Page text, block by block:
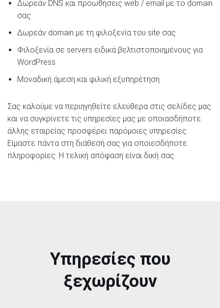
Δωρεάν DNS και προωθήσεις web / email με το domain
σας
Δωρεάν domain με τη φιλοξενία του site σας
Φιλοξενία σε servers ειδικά βελτιστοποιημένους για
WordPress
Μοναδική άμεση και φιλική εξυπηρέτηση
Σας καλούμε να περιηγηθείτε ελεύθερα στις σελίδες μας
και να συγκρίνετε τις υπηρεσίες μας με οποιασδήποτε
άλλης εταιρείας προσφέρει παρόμοιες υπηρεσίες.
Είμαστε πάντα στη διάθεσή σας για οποιεσδήποτε
πληροφορίες. Η τελική απόφαση είναι δική σας.
Υπηρεσίες που
ξεχωρίζουν